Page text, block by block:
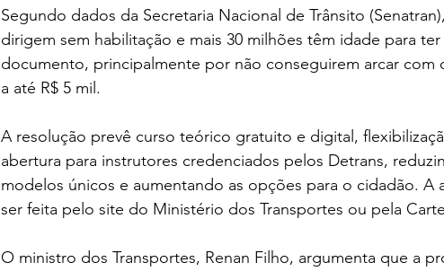
Segundo dados da Secretaria Nacional de Trânsito
dirigem sem habilitação e mais 30 milhões têm idade para
documento, principalmente por não conseguirem arcar com
a até R$ 5 mil.
A resolução prevê curso teórico gratuito e digital,
abertura para instrutores credenciados pelos Detrans,
modelos únicos e aumentando as opções para o cidadão.
ser feita pelo site do Ministério dos Transportes ou pela
O ministro dos Transportes, Renan Filho, argumenta que a